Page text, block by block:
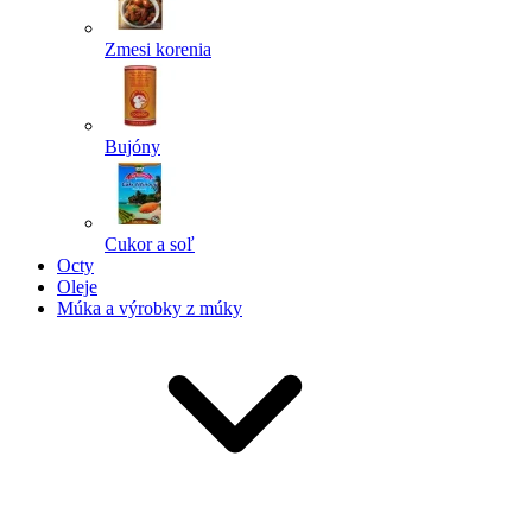
Zmesi korenia
Bujóny
Cukor a soľ
Octy
Oleje
Múka a výrobky z múky